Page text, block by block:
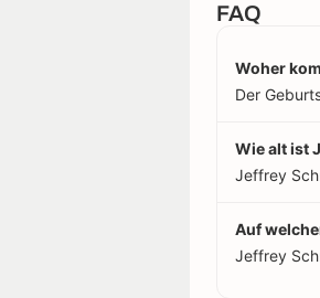
FAQ
Woher
Der
Wie alt ist
Jeffrey
Auf
Jeffrey